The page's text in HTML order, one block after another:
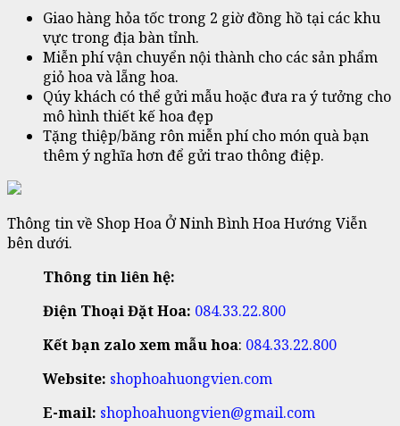
Giao hàng hỏa tốc trong 2 giờ đồng hồ tại các khu
vực trong địa bàn tỉnh.
Miễn phí vận chuyển nội thành cho các sản phẩm
giỏ hoa và lẵng hoa.
Qúy khách có thể gửi mẫu hoặc đưa ra ý tưởng cho
mô hình thiết kế hoa đẹp
Tặng thiệp/băng rôn miễn phí cho món quà bạn
thêm ý nghĩa hơn để gửi trao thông điệp.
Thông tin về Shop Hoa Ở Ninh Bình Hoa Hướng Viễn
bên dưới.
Thông tin liên hệ:
Điện Thoại Đặt Hoa: 084.33.22.800
Kết bạn zalo xem mẫu hoa: 084.33.22.800
Website: shophoahuongvien.com
E-mail: shophoahuongvien@gmail.com